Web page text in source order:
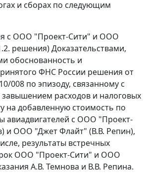
и сборах по следующим
с ООО "Проект-Сити" и ООО
решения) Доказательствами,
обоснованность и
ФНС России решения от
008 по эпизоду, связанному с
расходов и налоговых
на добавленную стоимость по
авиадвигателей с ООО "Проект-
и ООО "Джет Флайт" (В.В. Репин),
результаты встречных
ООО "Проект-Сити" и ООО
А.В. Темнова и В.В. Репина.